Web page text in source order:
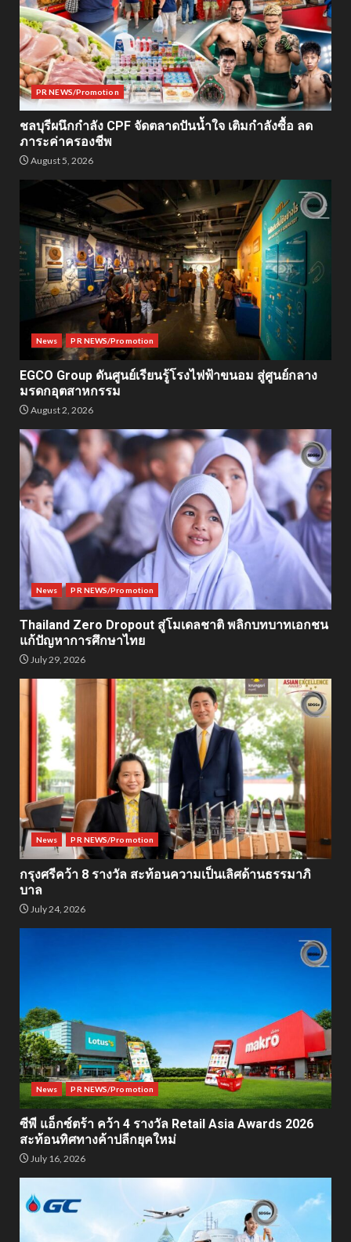
PR NEWS/Promotion
ชลบุรีผนึกกำลัง CPF จัดตลาดปันน้ำใจ เติมกำลังซื้อ ลด
ภาระค่าครองชีพ
August 5, 2026
News PR NEWS/Promotion
EGCO Group ดันศูนย์เรียนรู้โรงไฟฟ้าขนอม สู่ศูนย์กลาง
มรดกอุตสาหกรรม
August 2, 2026
News PR NEWS/Promotion
Thailand Zero Dropout สู่โมเดลชาติ พลิกบทบาทเอกชน
แก้ปัญหาการศึกษาไทย
July 29, 2026
News PR NEWS/Promotion
กรุงศรีคว้า 8 รางวัล สะท้อนความเป็นเลิศด้านธรรมาภิ
บาล
July 24, 2026
News PR NEWS/Promotion
ซีพี แอ็กซ์ตร้า คว้า 4 รางวัล Retail Asia Awards 2026
สะท้อนทิศทางค้าปลีกยุคใหม่
July 16, 2026